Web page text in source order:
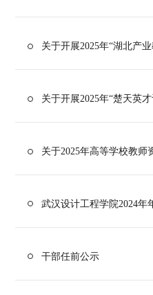
干部任前公示